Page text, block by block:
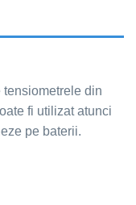
din
fi utilizat atunci
pe baterii.